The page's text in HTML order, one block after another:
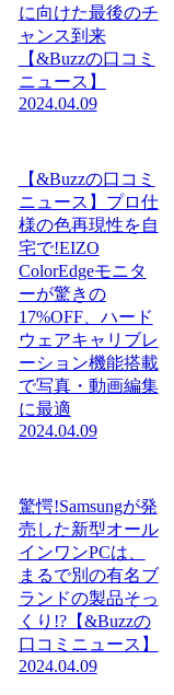
に向けた最後のチ
ャンス到来
【&Buzzの口コミ
ニュース】
2024.04.09
【&Buzzの口コミ
ニュース】プロ仕
様の色再現性を自
宅で!EIZO
ColorEdgeモニタ
ーが驚きの
17%OFF、ハード
ウェアキャリブレ
ーション機能搭載
で写真・動画編集
に最適
2024.04.09
驚愕!Samsungが発
売した新型オール
インワンPCは、
まるで別の有名ブ
ランドの製品そっ
くり!?【&Buzzの
口コミニュース】
2024.04.09